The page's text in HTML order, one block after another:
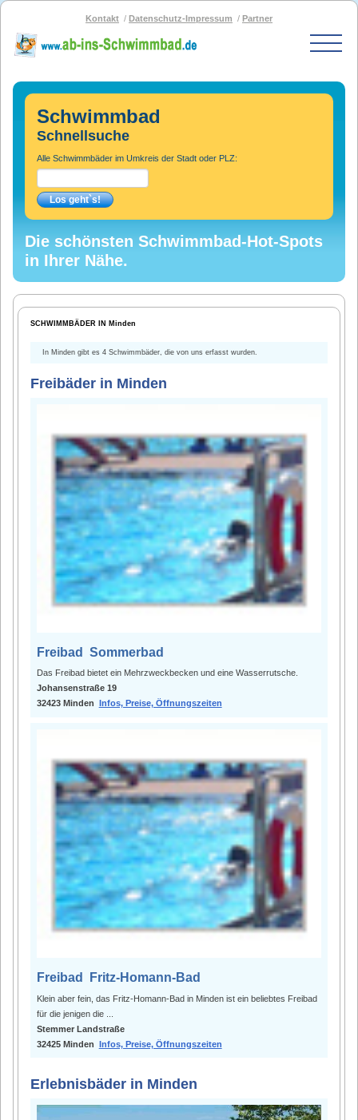
Kontakt Datenschutz-Impressum Partner
Start
Schwimmbad-Karte
Bäder nach PLZ
Bäder nach Stadt
SOS-Schwimmbad
Blog
Bad melden
Schwimmbad
Schnellsuche
Alle Schwimmbäder im Umkreis der Stadt oder PLZ:
Die schönsten Schwimmbad-Hot-Spots
in Ihrer Nähe.
SCHWIMMBÄDER IN Minden
In Minden gibt es 4 Schwimmbäder, die von uns erfasst wurden.
Freibäder in Minden
Freibad Sommerbad
Das Freibad bietet ein Mehrzweckbecken und eine Wasserrutsche.
Johansenstraße 19
32423 Minden
Infos, Preise, Öffnungszeiten
Freibad Fritz-Homann-Bad
Klein aber fein, das Fritz-Homann-Bad in Minden ist ein beliebtes Freibad
für die jenigen die ...
Stemmer Landstraße
32425 Minden Infos, Preise, Öffnungszeiten
Erlebnisbäder in Minden